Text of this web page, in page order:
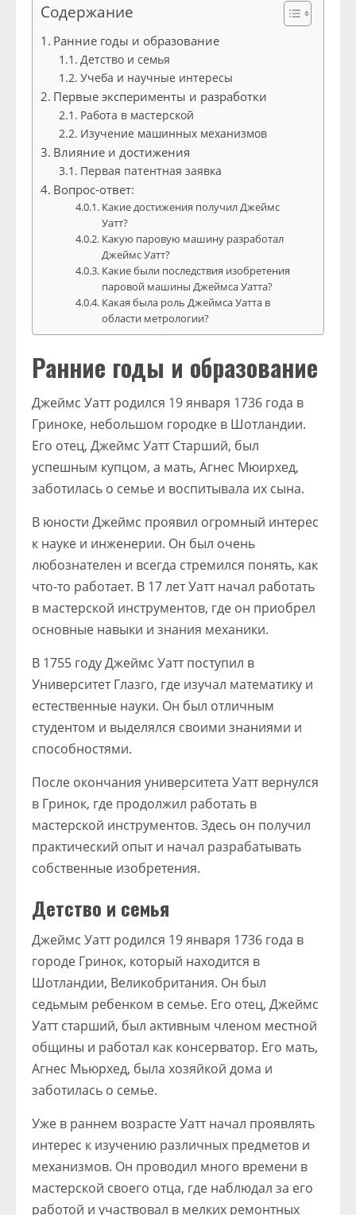
Содержание
Ранние годы и образование
Детство и семья
Учеба и научные интересы
Первые эксперименты и разработки
Работа в мастерской
Изучение машинных механизмов
Влияние и достижения
Первая патентная заявка
Вопрос-ответ:
Какие достижения получил Джеймс
Уатт?
Какую паровую машину разработал
Джеймс Уатт?
Какие были последствия изобретения
паровой машины Джеймса Уатта?
Какая была роль Джеймса Уатта в
области метрологии?
Ранние годы и образование
Джеймс Уатт родился 19 января 1736 года в
Гриноке, небольшом городке в Шотландии.
Его отец, Джеймс Уатт Старший, был
успешным купцом, а мать, Агнес Мюирхед,
заботилась о семье и воспитывала их сына.
В юности Джеймс проявил огромный интерес
к науке и инженерии. Он был очень
любознателен и всегда стремился понять, как
что-то работает. В 17 лет Уатт начал работать
в мастерской инструментов, где он приобрел
основные навыки и знания механики.
В 1755 году Джеймс Уатт поступил в
Университет Глазго, где изучал математику и
естественные науки. Он был отличным
студентом и выделялся своими знаниями и
способностями.
После окончания университета Уатт вернулся
в Гринок, где продолжил работать в
мастерской инструментов. Здесь он получил
практический опыт и начал разрабатывать
собственные изобретения.
Детство и семья
Джеймс Уатт родился 19 января 1736 года в
городе Гринок, который находится в
Шотландии, Великобритания. Он был
седьмым ребенком в семье. Его отец, Джеймс
Уатт старший, был активным членом местной
общины и работал как консерватор. Его мать,
Агнес Мьюрхед, была хозяйкой дома и
заботилась о семье.
Уже в раннем возрасте Уатт начал проявлять
интерес к изучению различных предметов и
механизмов. Он проводил много времени в
мастерской своего отца, где наблюдал за его
работой и участвовал в мелких ремонтных